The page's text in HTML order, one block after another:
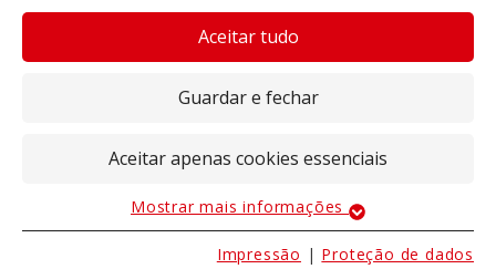
Diretora-geral: Sabine Exner
nossos Termos e Condições Gerais é válida. Todos
I. Geral
As nossas ofertas, serviços e fornecimentos são
Aceitar tudo
Guardar e fechar
Aceitar apenas cookies essenciais
Os cookies essenciais são necessários para as
Mostrar mais informações
Impressão | Proteção de dados